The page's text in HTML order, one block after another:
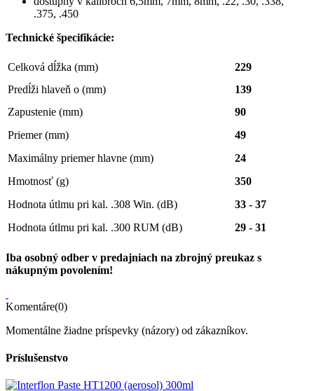
.375, .450
Technické špecifikácie:
Celková dĺžka (mm)
229
Predĺži hlaveň o (mm)
139
Zapustenie (mm)
90
Priemer (mm)
49
Maximálny priemer hlavne (mm)
24
Hmotnosť (g)
350
Hodnota útlmu pri kal. .308 Win. (dB)
33 - 37
Hodnota útlmu pri kal. .300 RUM (dB)
29 - 31
Iba osobný odber v predajniach na zbrojný preukaz s
nákupným povolením!
Komentáre(0)
Momentálne žiadne príspevky (názory) od zákazníkov.
Príslušenstvo